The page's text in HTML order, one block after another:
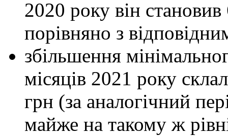
2020 року він
порівняно з
збільшення
місяців 2021 року
грн (за аналогічний
майже на такому ж